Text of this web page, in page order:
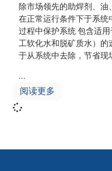
除市场领先的助焊剂、油
在正常运行条件下于系统
过程中保护系统 包含适
工软化水和脱矿质水）的
于从系统中去除，节省现
...
阅读更多